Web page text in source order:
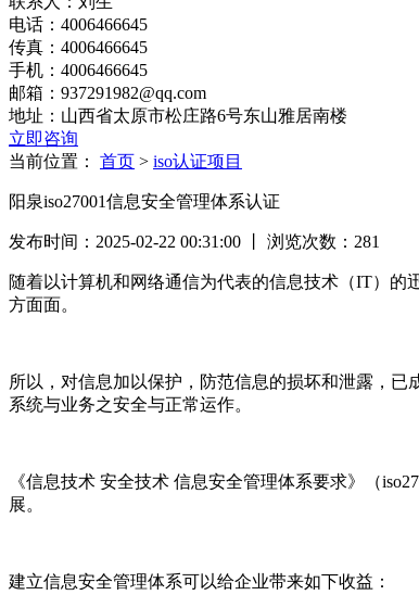
电话：4006466645
传真：4006466645
手机：4006466645
邮箱：937291982@qq.com
地址：山西省太原市松庄路6号东山雅居南楼
立即咨询
当前位置： 首页 > iso认证项目
阳泉iso27001信息安全管理体系认证
发布时间：2025-02-22 00:31:00 丨 浏览次数： 281
随着以计算机和网络通信为代表的信息技术（IT）
方面面。
所以，对信息加以保护，防范信息的损坏和泄露，
系统与业务之安全与正常运作。
《信息技术 安全技术 信息安全管理体系要求》（
展。
建立信息安全管理体系可以给企业带来如下收益：